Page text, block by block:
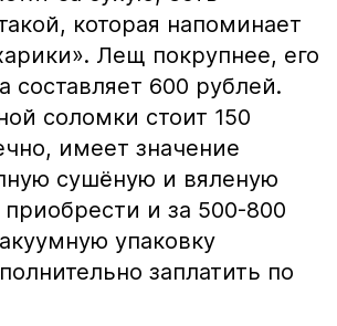
которая напоминает
Лещ покрупнее, его
составляет 600 рублей.
соломки стоит 150
имеет значение
сушёную и вяленую
и за 500-800
упаковку
заплатить по